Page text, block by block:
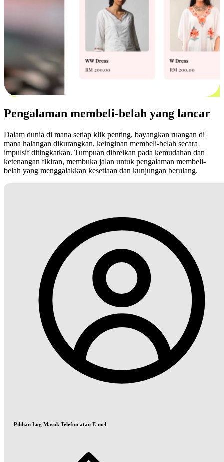
Pengalaman membeli-belah yang lancar
Dalam dunia di mana setiap klik penting, bayangkan ruangan di
mana halangan dikurangkan, keinginan membeli-belah secara
impulsif ditingkatkan. Tumpuan dibreikan pada kemudahan dan
ketenangan fikiran, membuka jalan untuk pengalaman membeli-
belah yang menggalakkan kesetiaan dan kunjungan berulang.
Pilihan Log Masuk Telefon atau E-mel